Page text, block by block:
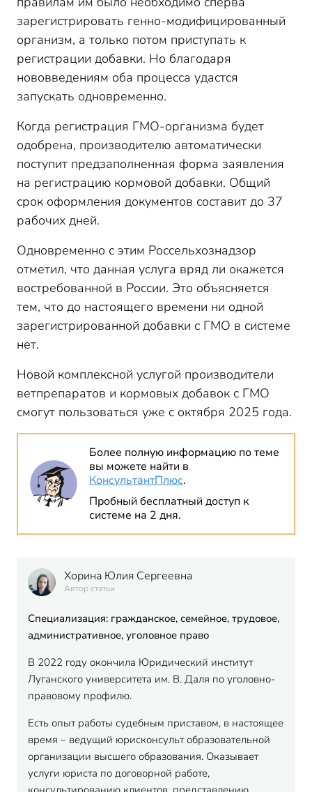
зарегистрировать генно-модифицированный
организм, а только потом приступать к
регистрации добавки. Но благодаря
нововведениям оба процесса удастся
запускать одновременно.
Когда регистрация ГМО-организма будет
одобрена, производителю автоматически
поступит предзаполненная форма заявления
на регистрацию кормовой добавки. Общий
срок оформления документов составит до 37
рабочих дней.
Одновременно с этим Россельхознадзор
отметил, что данная услуга вряд ли окажется
востребованной в России. Это объясняется
тем, что до настоящего времени ни одной
зарегистрированной добавки с ГМО в системе
нет.
Новой комплексной услугой производители
ветпрепаратов и кормовых добавок с ГМО
смогут пользоваться уже с октября 2025 года.
Более полную информацию по теме
вы можете найти в
КонсультантПлюс.
Пробный бесплатный доступ к
системе на 2 дня.
Хорина Юлия Сергеевна
Автор статьи
Специализация: гражданское, семейное, трудовое,
административное, уголовное право
В 2022 году окончила Юридический институт
Луганского университета им. В. Даля по уголовно-
правовому профилю.
Есть опыт работы судебным приставом, в настоящее
время – ведущий юрисконсульт образовательной
организации высшего образования. Оказывает
услуги юриста по договорной работе,